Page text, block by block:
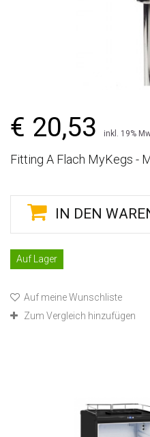
€ 20,53 inkl. 19%
Fitting A Flach MyKegs -
IN DEN
Auf Lager
Auf meine Wunschliste
Zum Vergleich hinzufügen